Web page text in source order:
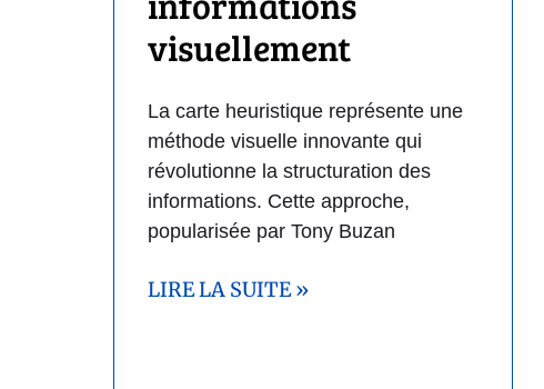
visuellement
La carte heuristique représente une
méthode visuelle innovante qui
révolutionne la structuration des
informations. Cette approche,
popularisée par Tony Buzan
LIRE LA SUITE »